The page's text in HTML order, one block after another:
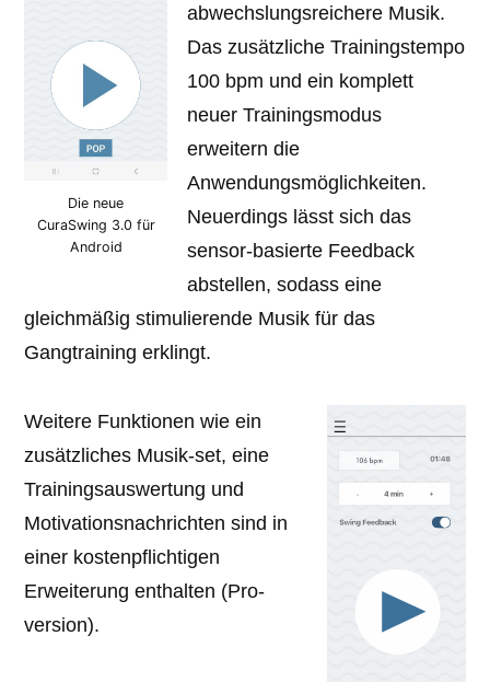
Die neue
CuraSwing 3.0 für
Android
abwechslungsreichere Musik.
Das zusätzliche Trainingstempo
100 bpm und ein komplett
neuer Trainingsmodus
erweitern die
Anwendungsmöglichkeiten.
Neuerdings lässt sich das
sensor-basierte Feedback
abstellen, sodass eine
gleichmäßig stimulierende Musik für das
Gangtraining erklingt.
Weitere Funktionen wie ein
zusätzliches Musik-set, eine
Trainingsauswertung und
Motivationsnachrichten sind in
einer kostenpflichtigen
Erweiterung enthalten (Pro-
version).